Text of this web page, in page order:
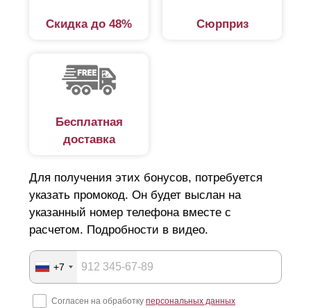
Скидка до 48% Сюрприз
Бесплатная
доставка
Для получения этих бонусов, потребуется
указать промокод. Он будет выслан на
указанный номер телефона вместе с
расчетом. Подробности в видео.
+7
Согласен на обработку персональных данных